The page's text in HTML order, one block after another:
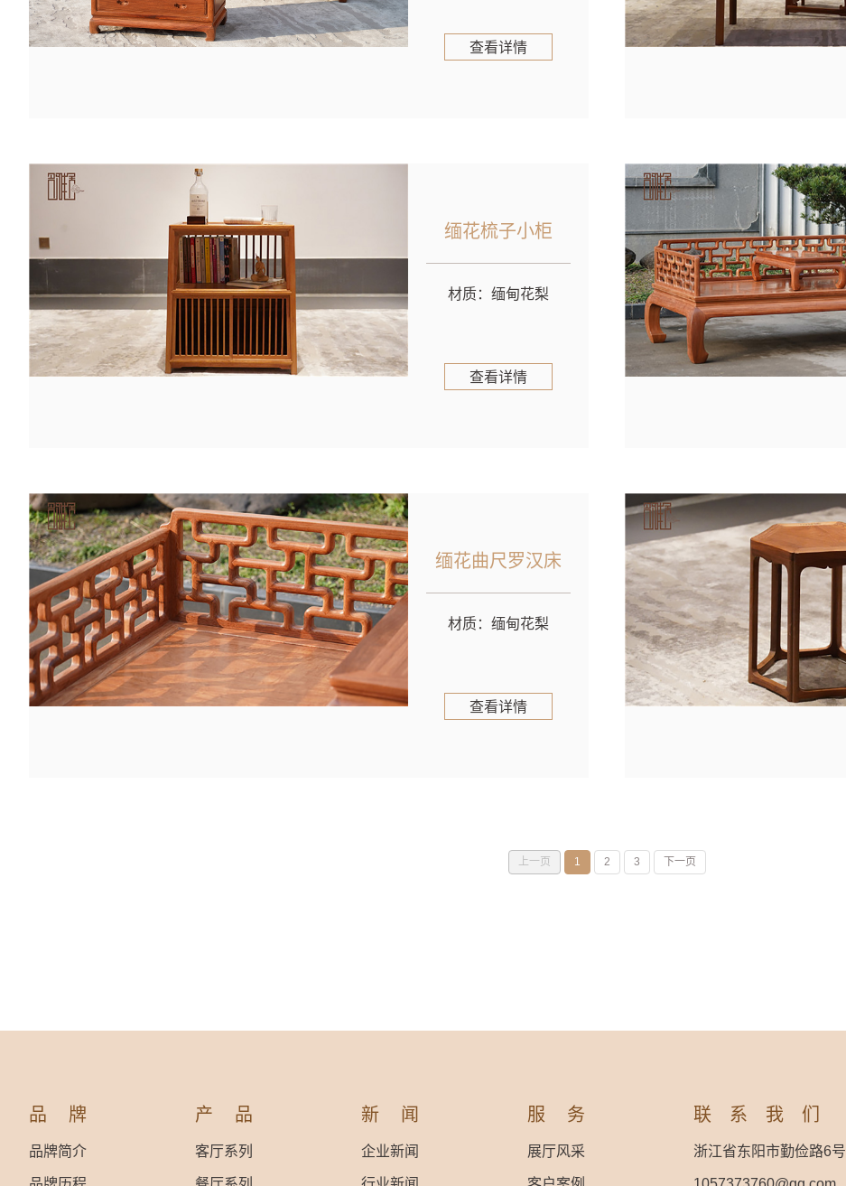
查看详情
缅花梳子小柜
材质：缅甸花梨
查看详情
缅花曲尺罗汉床
材质：缅甸花梨
查看详情
上一页 1 2 3 下一页
品牌
品牌简介
产品
客厅系列
新闻
企业新闻
服务
展厅风采
联系我们
浙江省东阳市勤俭路6号